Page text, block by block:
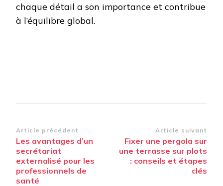
chaque détail a son importance et contribue
à l’équilibre global.
Navigation
d’article
Article précédent
Les avantages d’un
secrétariat
externalisé pour les
professionnels de
santé
Article suivant
Fixer une pergola sur
une terrasse sur plots
: conseils et étapes
clés